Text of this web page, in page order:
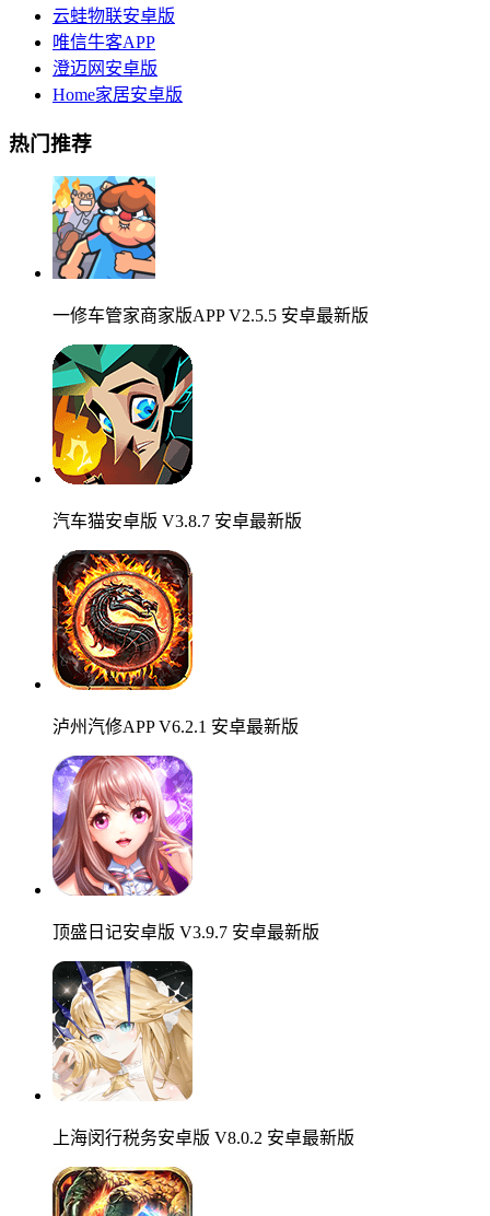
云蛙物联安卓版
唯信牛客APP
澄迈网安卓版
Home家居安卓版
热门推荐
一修车管家商家版APP V2.5.5 安卓最新版
汽车猫安卓版 V3.8.7 安卓最新版
泸州汽修APP V6.2.1 安卓最新版
顶盛日记安卓版 V3.9.7 安卓最新版
上海闵行税务安卓版 V8.0.2 安卓最新版